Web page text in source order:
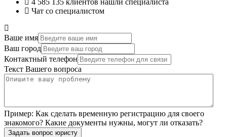
Чат со специалистом
Ваше имя
Ваш город
Контактный телефон
Текст Вашего вопроса
Пример: Как сделать временную регистрацию для своего
знакомого? Какие документы нужны, могут ли отказать?
Задать вопрос юристу